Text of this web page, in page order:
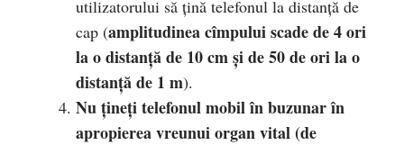
utilizatorului să ţină telefonul la distanţă de
cap (amplitudinea cîmpului scade de 4 ori
la o distanţă de 10 cm şi de 50 de ori la o
distanţă de 1 m).
Nu ţineţi telefonul mobil în buzunar în
apropierea vreunui organ vital (de